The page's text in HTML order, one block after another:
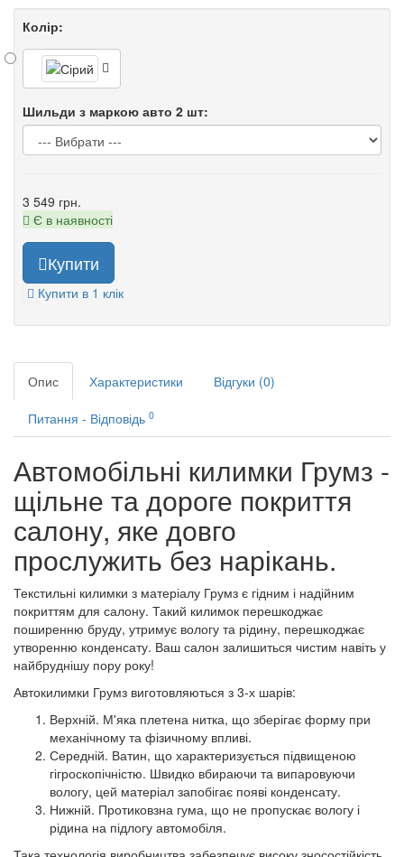
Колір:
Шильди з маркою авто 2 шт:
3 549 грн.
Є в наявності
Купити
Купити в 1 клік
Опис Характеристики Відгуки (0)
Питання - Відповідь 0
Автомобільні килимки Грумз -
щільне та дороге покриття
салону, яке довго
прослужить без нарікань.
Текстильні килимки з матеріалу Грумз є гідним і надійним
покриттям для салону. Такий килимок перешкоджає
поширенню бруду, утримує вологу та рідину, перешкоджає
утворенню конденсату. Ваш салон залишиться чистим навіть у
найбруднішу пору року!
Автокилимки Грумз виготовляються з 3-х шарів:
Верхній. М'яка плетена нитка, що зберігає форму при
механічному та фізичному впливі.
Середній. Ватин, що характеризується підвищеною
гігроскопічністю. Швидко вбираючи та випаровуючи
вологу, цей матеріал запобігає появі конденсату.
Нижній. Протиковзна гума, що не пропускає вологу і
рідина на підлогу автомобіля.